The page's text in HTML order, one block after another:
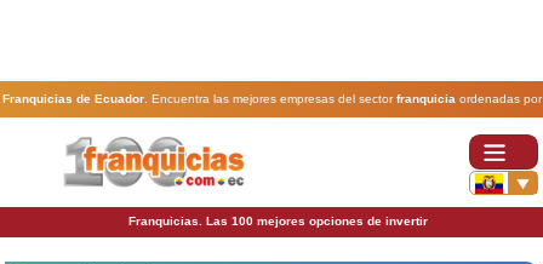
Franquicias de Ecuador. Encuentra las mejores empresas del sectorfranquicia ordenadas por
actividad. En www.100franquicias.com.ec encontrarás las más rentables, baratas y
Franquicias. Las 100 mejores opciones de invertir